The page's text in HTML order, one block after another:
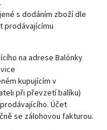
s dodáním zboží dle
prodávajícímu
na adrese Balónky
kupujícím v
při převzetí balíku)
Účet
se zálohovou fakturou.